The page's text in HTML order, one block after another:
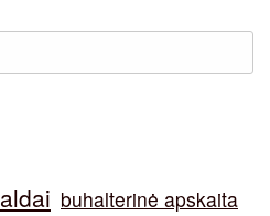
buhalterinė apskaita